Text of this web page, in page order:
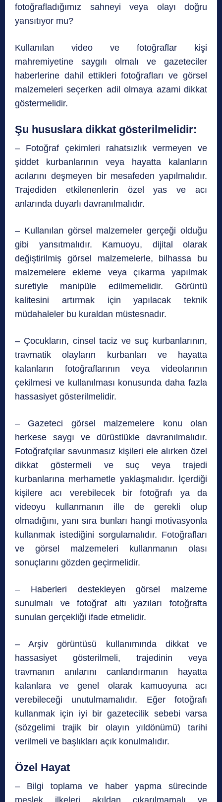
fotoğrafladığımız sahneyi veya olayı doğru
yansıtıyor mu?
Kullanılan video ve fotoğraflar kişi
mahremiyetine saygılı olmalı ve gazeteciler
haberlerine dahil ettikleri fotoğrafları ve görsel
malzemeleri seçerken adil olmaya azami dikkat
göstermelidir.
Şu hususlara dikkat gösterilmelidir:
– Fotoğraf çekimleri rahatsızlık vermeyen ve
şiddet kurbanlarının veya hayatta kalanların
acılarını deşmeyen bir mesafeden yapılmalıdır.
Trajediden etkilenenlerin özel yas ve acı
anlarında duyarlı davranılmalıdır.
– Kullanılan görsel malzemeler gerçeği olduğu
gibi yansıtmalıdır. Kamuoyu, dijital olarak
değiştirilmiş görsel malzemelerle, bilhassa bu
malzemelere ekleme veya çıkarma yapılmak
suretiyle manipüle edilmemelidir. Görüntü
kalitesini artırmak için yapılacak teknik
müdahaleler bu kuraldan müstesnadır.
– Çocukların, cinsel taciz ve suç kurbanlarının,
travmatik olayların kurbanları ve hayatta
kalanların fotoğraflarının veya videolarının
çekilmesi ve kullanılması konusunda daha fazla
hassasiyet gösterilmelidir.
– Gazeteci görsel malzemelere konu olan
herkese saygı ve dürüstlükle davranılmalıdır.
Fotoğrafçılar savunmasız kişileri ele alırken özel
dikkat göstermeli ve suç veya trajedi
kurbanlarına merhametle yaklaşmalıdır. İçerdiği
kişilere acı verebilecek bir fotoğrafı ya da
videoyu kullanmanın ille de gerekli olup
olmadığını, yanı sıra bunları hangi motivasyonla
kullanmak istediğini sorgulamalıdır. Fotoğrafları
ve görsel malzemeleri kullanmanın olası
sonuçlarını gözden geçirmelidir.
– Haberleri destekleyen görsel malzeme
sunulmalı ve fotoğraf altı yazıları fotoğrafta
sunulan gerçekliği ifade etmelidir.
– Arşiv görüntüsü kullanımında dikkat ve
hassasiyet gösterilmeli, trajedinin veya
travmanın anılarını canlandırmanın hayatta
kalanlara ve genel olarak kamuoyuna acı
verebileceği unutulmamalıdır. Eğer fotoğrafı
kullanmak için iyi bir gazetecilik sebebi varsa
(sözgelimi trajik bir olayın yıldönümü) tarihi
verilmeli ve başlıkları açık konulmalıdır.
Özel Hayat
– Bilgi toplama ve haber yapma sürecinde